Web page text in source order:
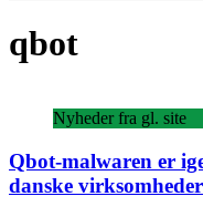
qbot
Nyheder fra gl. site
Qbot-malwaren er
danske virksomheder